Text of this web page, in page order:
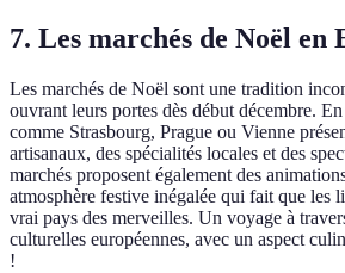
7. Les marchés de Noël en
Les marchés de Noël sont une tradition
ouvrant leurs portes dès début décembre.
comme Strasbourg, Prague ou Vienne
artisanaux, des spécialités locales et des
marchés proposent également des
atmosphère festive inégalée qui fait que les
vrai pays des merveilles. Un voyage à
culturelles européennes, avec un aspect
!